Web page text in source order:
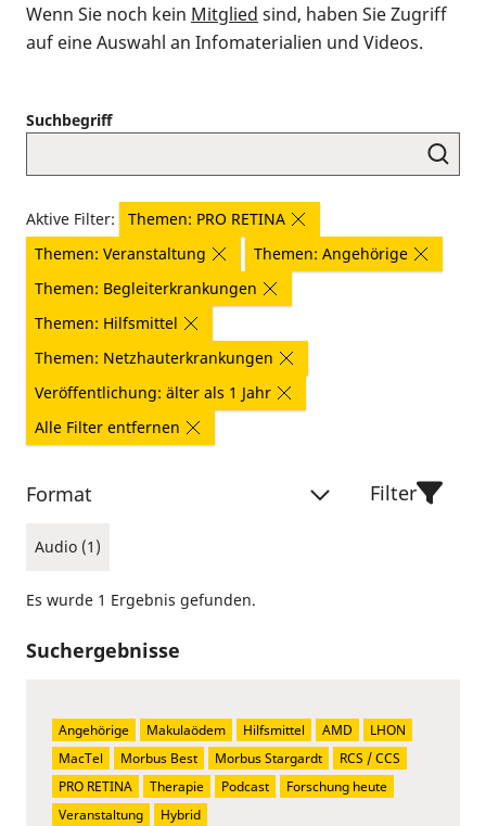
Wenn Sie noch kein Mitglied sind, haben Sie Zugriff
auf eine Auswahl an Infomaterialien und Videos.
Suchbegriff
Aktive Filter:
Themen: PRO RETINA
Themen: Veranstaltung
Themen: Angehörige
Themen: Begleiterkrankungen
Themen: Hilfsmittel
Themen: Netzhauterkrankungen
Veröffentlichung: älter als 1 Jahr
Alle Filter entfernen
Format
Audio (1)
Filter
Es wurde 1 Ergebnis gefunden.
Suchergebnisse
Angehörige Makulaödem Hilfsmittel AMD
LHON
MacTel
Morbus Best Morbus Stargardt
RCS / CCS
PRO RETINA
Therapie Podcast
Forschung heute
Veranstaltung
Hybrid